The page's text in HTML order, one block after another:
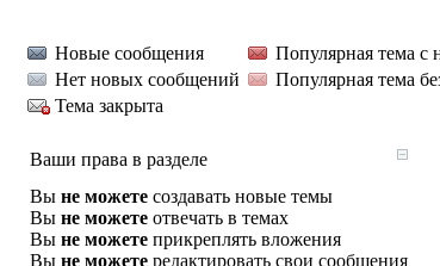
Новые сообщения
Популярная тема
Нет новых сообщений
Популярная тема
Тема закрыта
Ваши права в разделе
Вы не можете создавать новые темы
Вы не можете отвечать в темах
Вы не можете прикреплять вложения
Вы не можете редактировать свои сообщения